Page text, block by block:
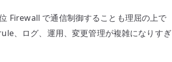
Firewall で通信制御することも理屈の上で
、ログ、運用、変更管理が複雑になりすぎ